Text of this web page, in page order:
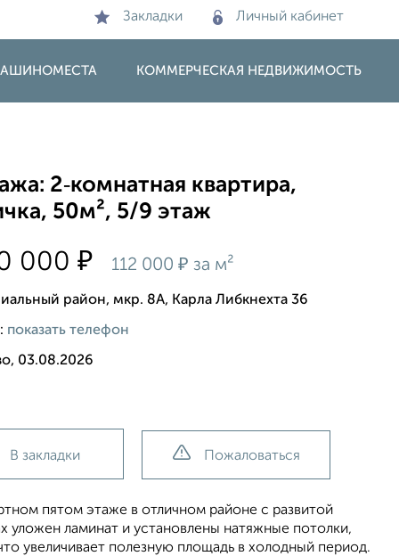
Закладки Личный кабинет
КОММЕРЧЕСКАЯ НЕДВИЖИМОСТЬ
2‑комнатная квартира,
50м², 5/9 этаж
000₽ 112 000₽ за м²
район, мкр. 8А, Карла Либкнехта 36
показать телефон
03.08.2026
В закладки Пожаловаться
пятом этаже в отличном районе с развитой
уложен ламинат и установлены натяжные потолки,
увеличивает полезную площадь в холодный период.